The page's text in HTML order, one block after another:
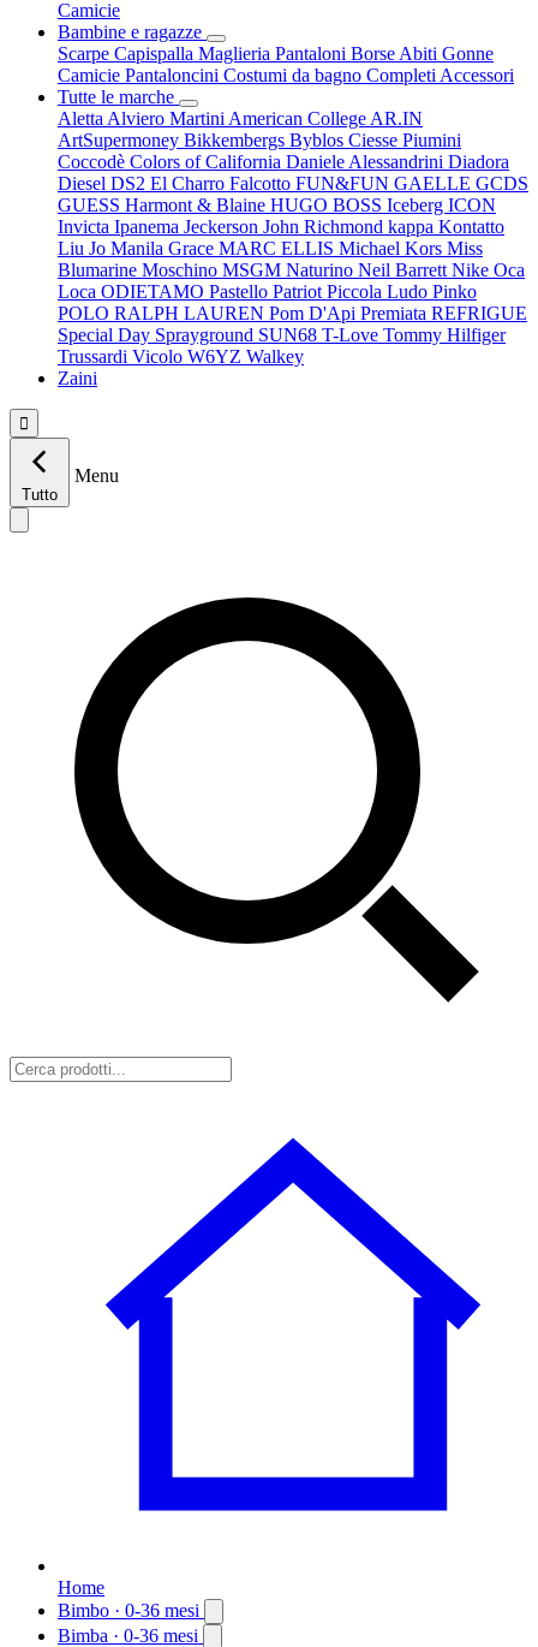
Camicie
Bambine e ragazze
Scarpe Capispalla Maglieria Pantaloni Borse Abiti Gonne
Camicie Pantaloncini Costumi da bagno Completi Accessori
Tutte le marche
Aletta Alviero Martini American College AR.IN
ArtSupermoney Bikkembergs Byblos Ciesse Piumini
Coccodè Colors of California Daniele Alessandrini Diadora
Diesel DS2 El Charro Falcotto FUN&FUN GAELLE GCDS
GUESS Harmont & Blaine HUGO BOSS Iceberg ICON
Invicta Ipanema Jeckerson John Richmond kappa Kontatto
Liu Jo Manila Grace MARC ELLIS Michael Kors Miss
Blumarine Moschino MSGM Naturino Neil Barrett Nike Oca
Loca ODIETAMO Pastello Patriot Piccola Ludo Pinko
POLO RALPH LAUREN Pom D'Api Premiata REFRIGUE
Special Day Sprayground SUN68 T-Love Tommy Hilfiger
Trussardi Vicolo W6YZ Walkey
Zaini

Tutto
Menu
Home
Bimbo · 0-36 mesi
Bimba · 0-36 mesi